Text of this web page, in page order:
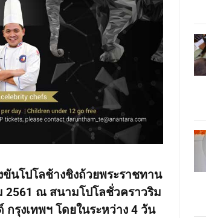
ขันโปโลช้างชิงถ้วยพระราชทาน
2561 ณ สนามโปโลชั่วคราวริม
รุงเทพฯ โดยในระหว่าง 4 วัน